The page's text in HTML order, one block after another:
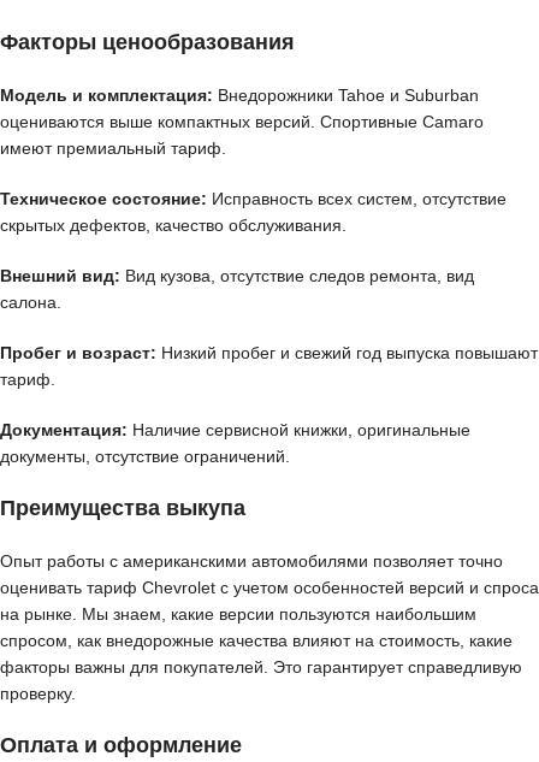
Факторы ценообразования
Модель и комплектация: Внедорожники Tahoe и Suburban
оцениваются выше компактных версий. Спортивные Camaro
имеют премиальный тариф.
Техническое состояние: Исправность всех систем, отсутствие
скрытых дефектов, качество обслуживания.
Внешний вид: Вид кузова, отсутствие следов ремонта, вид
салона.
Пробег и возраст: Низкий пробег и свежий год выпуска повышают
тариф.
Документация: Наличие сервисной книжки, оригинальные
документы, отсутствие ограничений.
Преимущества выкупа
Опыт работы с американскими автомобилями позволяет точно
оценивать тариф Chevrolet с учетом особенностей версий и спроса
на рынке. Мы знаем, какие версии пользуются наибольшим
спросом, как внедорожные качества влияют на стоимость, какие
факторы важны для покупателей. Это гарантирует справедливую
проверку.
Оплата и оформление